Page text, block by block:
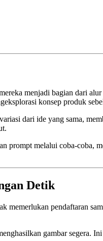
menjadi bagian dari
konsep produk
dari ide yang sama,
prompt melalui coba-coba,
Detik
memerlukan pendaftaran
gambar segera.